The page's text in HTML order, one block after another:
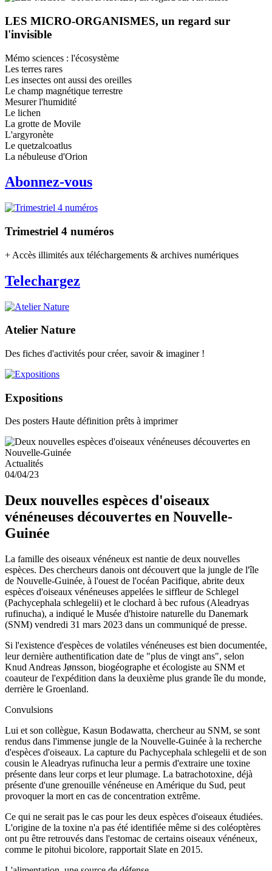
LES MICRO-ORGANISMES, un regard sur
l'invisible
Mémo sciences : l'écosystème
Les terres rares
Les insectes ont aussi des oreilles
Le champ magnétique terrestre
Mesurer l'humidité
Le lichen
La grotte de Movile
L'argyronète
Le quetzalcoatlus
La nébuleuse d'Orion
Abonnez-vous
Trimestriel 4 numéros
+ Accès illimités aux téléchargements & archives numériques
Telechargez
Atelier Nature
Des fiches d'activités pour créer, savoir & imaginer !
Expositions
Des posters Haute définition prêts à imprimer
Actualités
04/04/23
Deux nouvelles espèces d'oiseaux
vénéneuses découvertes en Nouvelle-
Guinée
La famille des oiseaux vénéneux est nantie de deux nouvelles
espèces. Des chercheurs danois ont découvert que la jungle de l'île
de Nouvelle-Guinée, à l'ouest de l'océan Pacifique, abrite deux
espèces d'oiseaux vénéneuses appelées le siffleur de Schlegel
(Pachycephala schlegelii) et le clochard à bec rufous (Aleadryas
rufinucha), a indiqué le Musée d'histoire naturelle du Danemark
(SNM) vendredi 31 mars 2023 dans un communiqué de presse.
Si l'existence d'espèces de volatiles vénéneuses est bien documentée,
leur dernière authentification date de "plus de vingt ans", selon
Knud Andreas Jønsson, biogéographe et écologiste au SNM et
coauteur de l'expédition dans la deuxième plus grande île du monde,
derrière le Groenland.
Convulsions
Lui et son collègue, Kasun Bodawatta, chercheur au SNM, se sont
rendus dans l'immense jungle de la Nouvelle-Guinée à la recherche
d'espèces d'oiseaux. La capture du Pachycephala schlegelii et de son
cousin le Aleadryas rufinucha leur a permis d'extraire une toxine
présente dans leur corps et leur plumage. La batrachotoxine, déjà
présente d'une grenouille vénéneuse en Amérique du Sud, peut
provoquer la mort en cas de concentration extrême.
Ce qui ne serait pas le cas pour les deux espèces d'oiseaux étudiées.
L'origine de la toxine n'a pas été identifiée même si des coléoptères
ont pu être retrouvés dans l'estomac de certains oiseaux vénéneux,
comme le pitohui bicolore, rapportait Slate en 2015.